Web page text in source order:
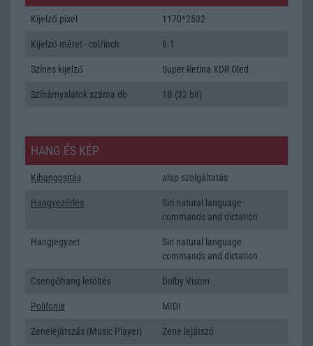
Kijelző pixel 1170*2532
Kijelző méret - col/inch 6.1
Színes kijelző Super Retina XDR Oled
Színárnyalatok száma db 1B (32 bit)
HANG ÉS KÉP
Kihangositás alap szolgáltatás
Hangvezérlés
Siri natural language
commands and dictation
Hangjegyzet
Siri natural language
commands and dictation
Csengőhang letöltés Dolby Vision
Polifonia MIDI
Zenelejátszás (Music Player) Zene lejátszó